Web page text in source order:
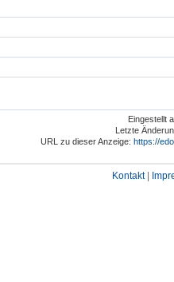
Eingestellt
Letzte
URL zu dieser Anzeige: https://
Kontakt|